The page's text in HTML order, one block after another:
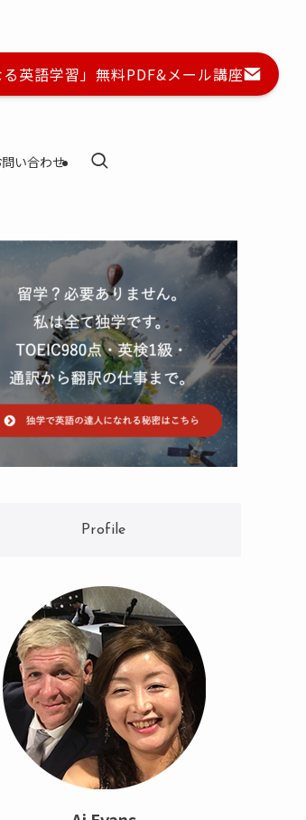
問い合わせ
英語学習」無料PDF&メール講座
Profile